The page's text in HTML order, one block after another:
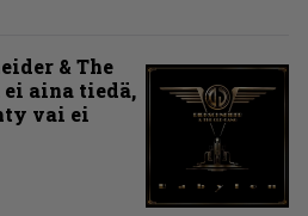
& The
ei aina tiedä,
vai ei